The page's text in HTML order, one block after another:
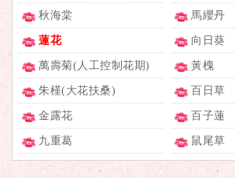
秋海棠
馬纓丹
蓮花
向日葵
萬壽菊(人工控制花期)
黃槐
朱槿(大花扶桑)
百日草
金露花
百子蓮
九重葛
鼠尾草